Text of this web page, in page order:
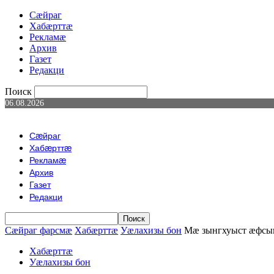
Сæйраг
Хабæрттæ
Рекламæ
Архив
Газет
Редакци
Поиск
06.08.2026
Сæйраг
Хабæрттæ
Рекламæ
Архив
Газет
Редакци
Сæйраг фарсмæ Хабæрттæ Уæлахизы бон Мæ зынгхуыст
Хабæрттæ
Уæлахизы бон